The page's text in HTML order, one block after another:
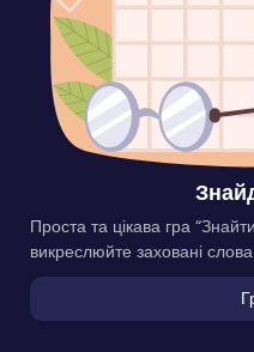
Проста та цікава гра
викреслюйте заховані